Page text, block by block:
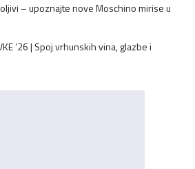
– upoznajte nove Moschino mirise u
’26 | Spoj vrhunskih vina, glazbe i